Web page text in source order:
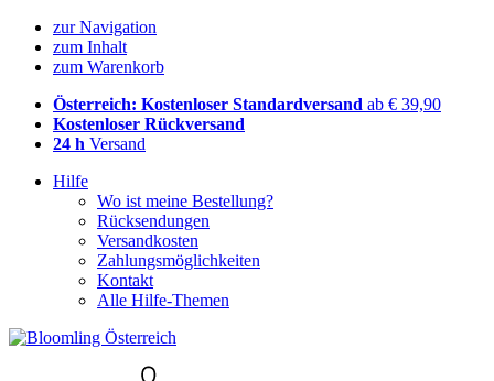
zur Navigation
zum Inhalt
zum Warenkorb
Österreich: Kostenloser Standardversand ab € 39,90
Kostenloser Rückversand
24 h Versand
Hilfe
Wo ist meine Bestellung?
Rücksendungen
Versandkosten
Zahlungsmöglichkeiten
Kontakt
Alle Hilfe-Themen